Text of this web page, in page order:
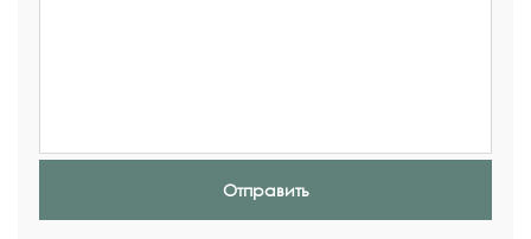
Отправить